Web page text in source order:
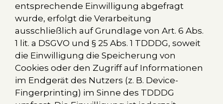
entsprechende Einwilligung abgefragt
wurde, erfolgt die Verarbeitung
ausschließlich auf Grundlage von Art. 6 Abs.
1 lit. a DSGVO und § 25 Abs. 1 TDDDG, soweit
die Einwilligung die Speicherung von
Cookies oder den Zugriff auf Informationen
im Endgerät des Nutzers (z. B. Device-
Fingerprinting) im Sinne des TDDDG